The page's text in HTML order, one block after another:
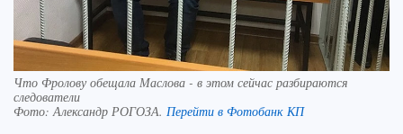
Что Фролову обещала Маслова - в этом сейчас разбираются
следователи
Фото:Александр РОГОЗА. Перейти в Фотобанк КП